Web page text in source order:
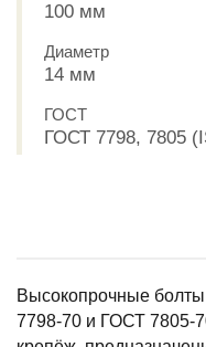
100 мм
Диаметр
14 мм
ГОСТ
ГОСТ 7798, 7805
Высокопрочные
7798-70 и ГОСТ 7805-